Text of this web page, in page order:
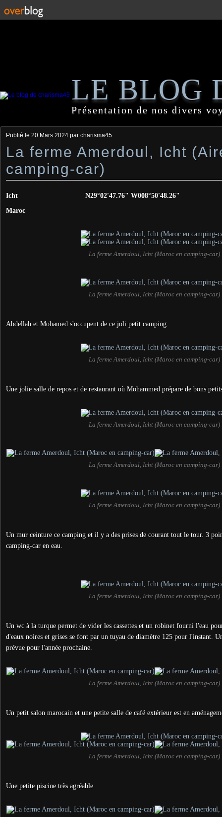
LE BLOG
Présentation de nos divers
Publié le 20 Mars 2024 par charisma45
La ferme Amerdoul, Icht
camping-car)
Icht N29°02'47.76" W008°50'48.26"
Maroc
La ferme Amerdoul, Icht (Maroc en camping-car)
La ferme Amerdoul, Icht (Maroc en camping-car)
Abdellah et Mohamed s'occupent de ce joli petit camping.
La ferme Amerdoul, Icht (Maroc en camping-car)
Une jolie salle de repos et de restaurant où Mohammed prépare de bons
La ferme Amerdoul, Icht (Maroc en camping-car)
La ferme Amerdoul, Icht (Maroc en camping-car)
La ferme Amerdoul, Icht (Maroc en camping-car)
Un mur ceinture ce camping et il y a des prises de courant tout le tour. 3
camping-car en eau.
La ferme Amerdoul, Icht (Maroc en camping-car)
Un wc à la turque permet de vider les cassettes et un robinet fourni l'eau
d'eaux noires et grises se font par un tuyau de diamètre 125 pour l'instant.
prévue pour l'année prochaine.
La ferme Amerdoul, Icht (Maroc en camping-car)
Un petit salon marocain et une petite salle de café extérieur est en
La ferme Amerdoul, Icht (Maroc en camping-car)
Une petite piscine très agréable